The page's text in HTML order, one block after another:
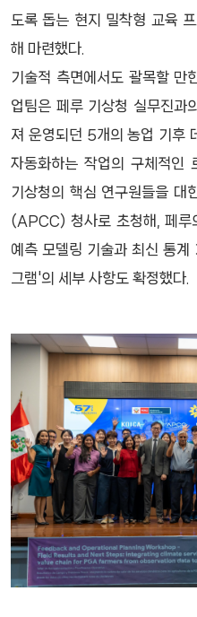
도록 돕는 현지 밀착형 교육
해 마련했다.
기술적 측면에서도 괄목할 만
업팀은 페루 기상청 실무진과
져 운영되던 5개의 농업 기후
자동화하는 작업의 구체적인
기상청의 핵심 연구원들을 대
(APCC) 청사로 초청해, 페루
예측 모델링 기술과 최신 통
그램'의 세부 사항도 확정했다.